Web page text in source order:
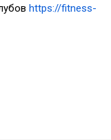
https://fitness-